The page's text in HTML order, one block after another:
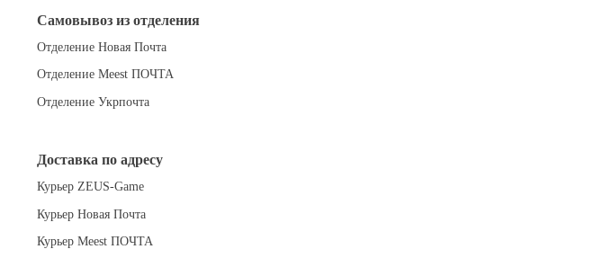
Самовывоз из отделения
Отделение Новая Почта
Отделение Meest ПОЧТА
Отделение Укрпочта
Доставка по адресу
Курьер ZEUS-Game
Курьер Новая Почта
Курьер Meest ПОЧТА